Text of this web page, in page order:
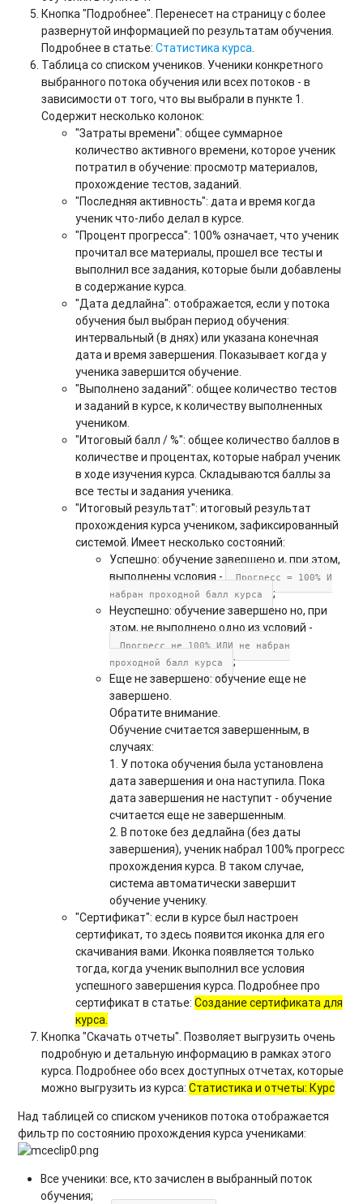
Кнопка "Подробнее". Перенесет на страницу с более
развернутой информацией по результатам обучения.
Подробнее в статье:Статистика курса.
Таблица со списком учеников. Ученики конкретного
выбранного потока обучения или всех потоков - в
зависимости от того, что вы выбрали в пункте 1.
Содержит несколько колонок:
"Затраты времени": общее суммарное
количество активного времени, которое ученик
потратил в обучение: просмотр материалов,
прохождение тестов, заданий.
"Последняя активность": дата и время когда
ученик что-либо делал в курсе.
"Процент прогресса": 100% означает, что ученик
прочитал все материалы, прошел все тесты и
выполнил все задания, которые были добавлены
в содержание курса.
"Дата дедлайна": отображается, если у потока
обучения был выбран период обучения:
интервальный (в днях) или указана конечная
дата и время завершения. Показывает когда у
ученика завершится обучение.
"Выполнено заданий": общее количество тестов
и заданий в курсе, к количеству выполненных
учеником.
"Итоговый балл / %": общее количество баллов в
количестве и процентах, которые набрал ученик
в ходе изучения курса. Складываются баллы за
все тесты и задания ученика.
"Итоговый результат": итоговый результат
прохождения курса учеником, зафиксированный
системой. Имеет несколько состояний:
Успешно: обучение завершено и, при этом,
выполнены условия -
Прогресс = 100% И
набран проходной балл курса
;
Неуспешно: обучение завершено но, при
этом, не выполнено одно из условий -
Прогресс не 100% ИЛИ не набран
проходной балл курса
;
Еще не завершено: обучение еще не
завершено.
Обратите внимание.
Обучение считается завершенным, в
случаях:
1. У потока обучения была установлена
дата завершения и она наступила. Пока
дата завершения не наступит - обучение
считается еще не завершенным.
2. В потоке без дедлайна (без даты
завершения), ученик набрал 100% прогресс
прохождения курса. В таком случае,
система автоматически завершит
обучение ученику.
"Сертификат": если в курсе был настроен
сертификат, то здесь появится иконка для его
скачивания вами. Иконка появляется только
тогда, когда ученик выполнил все условия
успешного завершения курса. Подробнее про
сертификат в статье:Создание сертификата для
курса.
Кнопка "Скачать отчеты". Позволяет выгрузить очень
подробную и детальную информацию в рамках этого
курса. Подробнее обо всех доступных отчетах, которые
можно выгрузить из курса:Статистика и отчеты: Курс
Над таблицей со списком учеников потока отображается
фильтр по состоянию прохождения курса учениками:
Все ученики: все, кто зачислен в выбранный поток
обучения;